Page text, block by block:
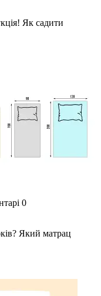
Як садити
0
Який матрац